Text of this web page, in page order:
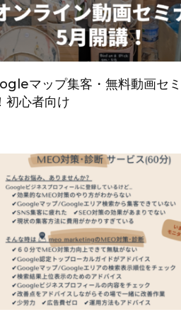
マップ集客・無料動画セ
初心者向け